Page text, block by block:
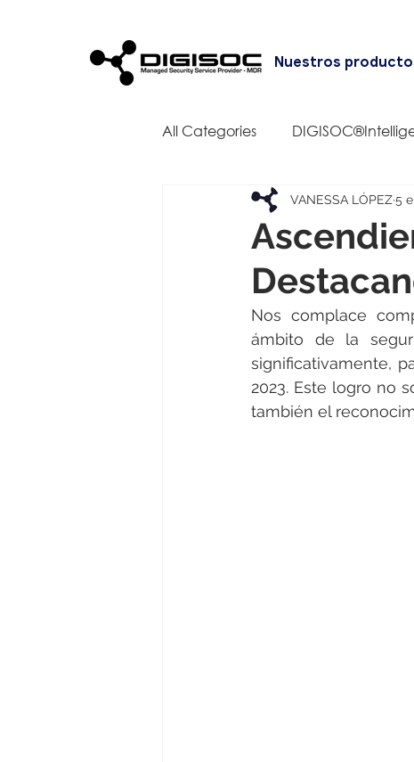
Nuestros
All Categories
VANESSA LÓPEZ5
Nos complace
ámbito de la
significativamente,
2023. Este logro no
también el